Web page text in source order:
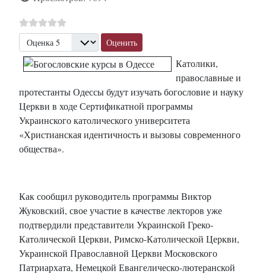
Пожалуйста, оцените
Католики,
православные и
протестанты Одессы будут изучать богословие и науку
Церкви в ходе Сертификатной программы
Украинского католического университета
«Христианская идентичность и вызовы современного
общества».
Как сообщил руководитель программы Виктор
Жуковский, свое участие в качестве лекторов уже
подтвердили представители Украинской Греко-
Католической Церкви, Римско-Католической Церкви,
Украинской Православной Церкви Московского
Патриархата, Немецкой Евангелическо-лютеранской